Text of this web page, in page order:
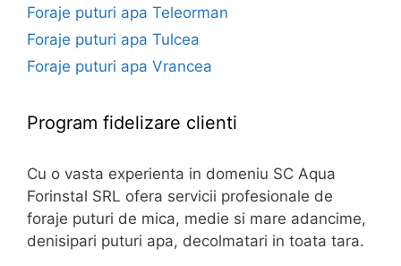
Foraje puturi apa Teleorman
Foraje puturi apa Tulcea
Foraje puturi apa Vrancea
Program fidelizare clienti
Cu o vasta experienta in domeniu SC Aqua
Forinstal SRL ofera servicii profesionale de
foraje puturi de mica, medie si mare adancime,
denisipari puturi apa, decolmatari in toata tara.